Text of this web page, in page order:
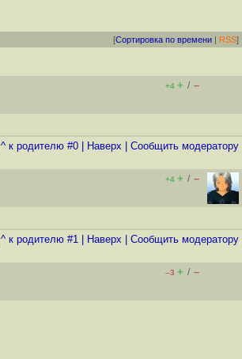
[Сортировка по времени | RSS]
+4 + / –
^ к родителю #0 Наверх Cообщить модератору
+4 + / –
^ к родителю #1 Наверх Cообщить модератору
–3 + / –